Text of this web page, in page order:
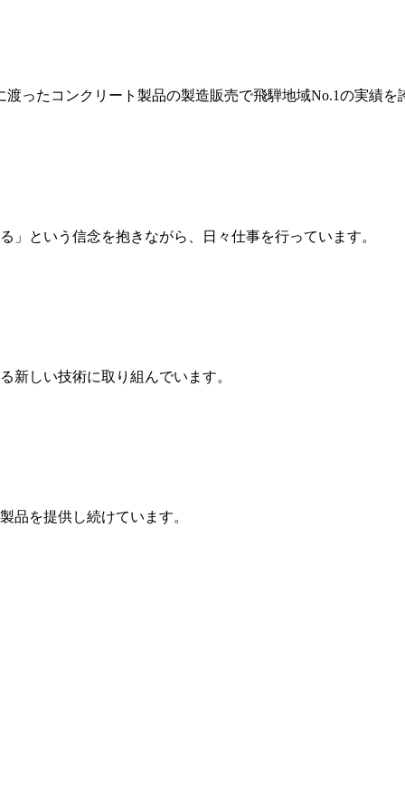
ったコンクリート製品の製造販売で飛騨地域No.1の実績を
という信念を抱きながら、日々仕事を行っています。
新しい技術に取り組んでいます。
品を提供し続けています。